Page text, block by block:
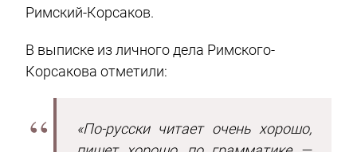
Римский-Корсаков.
В выписке из личного дела Римского-
Корсакова отметили:
«По-русски читает очень хорошо,